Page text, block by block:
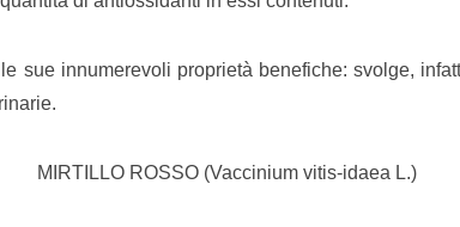
sue innumerevoli proprietà benefiche: svolge,
MIRTILLO ROSSO (Vaccinium vitis-idaea L.)